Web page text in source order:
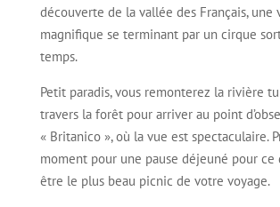
découverte de la vallée des Français, une
magnifique se terminant par un cirque
temps.
Petit paradis, vous remonterez la rivière
travers la forêt pour arriver au point
« Britanico », où la vue est spectaculaire.
moment pour une pause déjeuné pour ce
être le plus beau picnic de votre voyage.